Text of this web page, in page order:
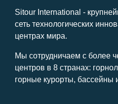
Sitour International -
сеть технологических
центрах мира.
Мы сотрудничаем с более
центров в 8 странах:
горные курорты, бассейны